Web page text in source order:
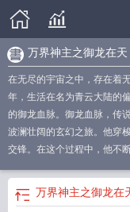
万界神主之御龙在天
在无尽的宇宙之中，存在着
年，生活在名为青云大陆的
的御龙血脉。御龙血脉，传
波澜壮阔的玄幻之旅。他穿
交锋。在这个过程中，他不
万界神龙系统笔趣阁 万
守护龙
万界神主之御龙在